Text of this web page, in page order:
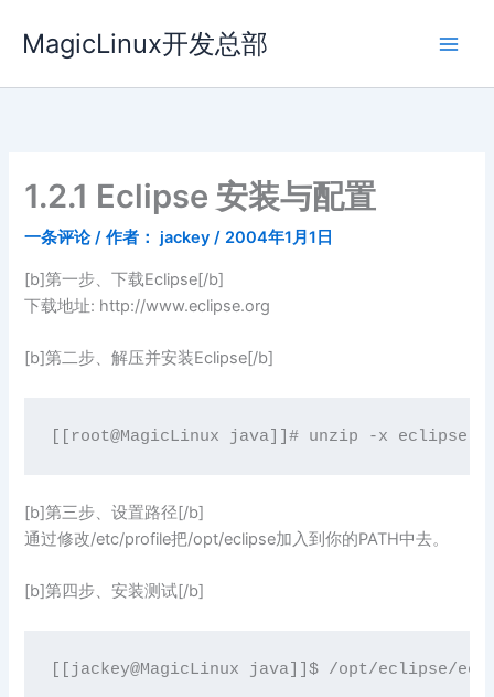
容
MagicLinux开发总部
1.2.1 Eclipse 安装与配置
一条评论 / 作者： jackey/ 2004年1月1日
[b]第一步、下载Eclipse[/b]
下载地址: http://www.eclipse.org
[b]第二步、解压并安装Eclipse[/b]
[b]第三步、设置路径[/b]
通过修改/etc/profile把/opt/eclipse加入到你的PATH中去。
[b]第四步、安装测试[/b]